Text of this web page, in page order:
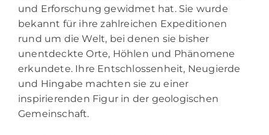
und Erforschung gewidmet hat. Sie wurde
bekannt für ihre zahlreichen Expeditionen
rund um die Welt, bei denen sie bisher
unentdeckte Orte, Höhlen und Phänomene
erkundete. Ihre Entschlossenheit, Neugierde
und Hingabe machten sie zu einer
inspirierenden Figur in der geologischen
Gemeinschaft.